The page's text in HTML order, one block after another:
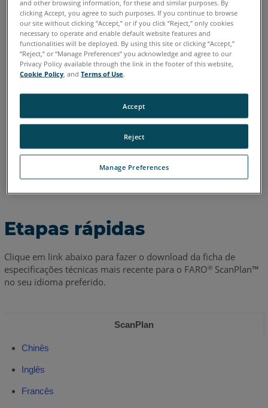
Alemão Chinês Coreano Espanhol Francês Inglês
Italiano Japonês Português
Etapas rápidas
Clique em link abaixo para fazer o download da ficha de
especificações técnicas mais recente para o FARO®ScanPlan™
no seu idioma preferido.
ScanPlan
Chinês
Inglês
Francês
and other browsing information, for these and similar purposes. By
clicking Accept, you agree to such purposes. If you continue to browse
our site without clicking “Accept,” or if you click “Reject,” only cookies
necessary to operate and enable default website features and
functionalities will be deployed. By using this site or clicking “Accept,”
“Reject,” or “Manage Preferences” you acknowledge and agree to our
Privacy Policy available through the link in the footer of this website,
Cookie Policy , andTerms of Use.
Manage Preferences
Reject
Accept